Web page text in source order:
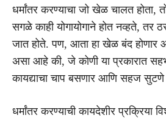
धर्मांतर करण्याचा जो खेळ चालत होता,
सगळे काही योगायोगाने होत नव्हते, तर
जात होते. पण, आता हा खेळ बंद होणार
असा आहे की, जे कोणी या प्रकारात
कायद्याचा चाप बसणार आणि सहज सुटणे
धर्मांतर करण्याची कायदेशीर प्रक्रिया